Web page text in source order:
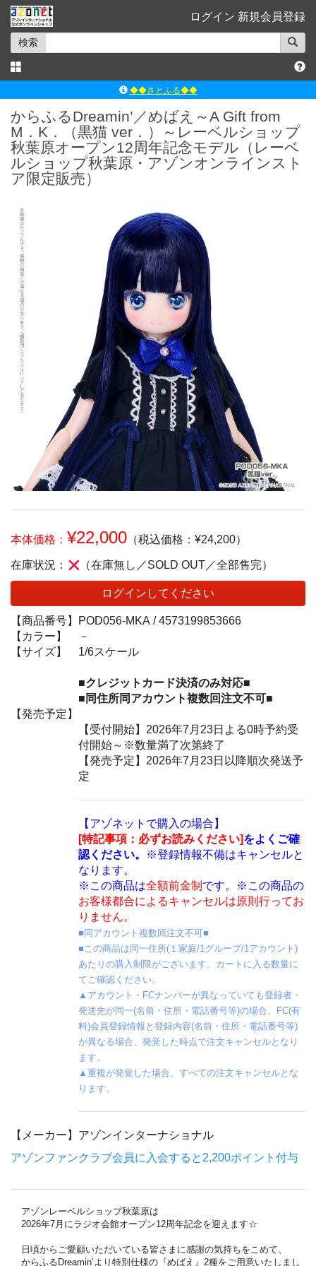
ログイン 新規会員登録
検索
◆◆さとふる◆◆
アゾンダイレクトストア
ｱｿﾞﾝｵﾝﾗｲﾝｼｮｯﾌﾟX
よくあるご質問（Q&A）
からふるDreamin’／めばえ～A Gift from
M．K．（黒猫 ver．）～レーベルショップ
秋葉原オープン12周年記念モデル（レーベ
ルショップ秋葉原・アゾンオンラインスト
ア限定販売）
本体価格： ¥22,000 （税込価格：¥24,200）
在庫状況： （在庫無し／SOLD OUT／全部售完）
ログインしてください
【商品番号】 POD056-MKA /4573199853666
【カラー】
－
【サイズ】
1/6スケール
■クレジットカード決済のみ対応■
■同住所同アカウント複数回注文不可■
【発売予定】
【受付開始】2026年7月23日よる0時予約受
付開始～※数量満了次第終了
【発売予定】2026年7月23日以降順次発送予
定
【アゾネットで購入の場合】
[特記事項：必ずお読みください]をよくご確
認ください。
※登録情報不備はキャンセルと
なります。
※この商品は全額前金制 です。※この商品の
お客様都合によるキャンセルは原則行ってお
りません。
■同アカウント複数回注文不可■
■この商品は同一住所(１家庭/1グループ/1アカウント)
あたりの購入制限がございます。カートに入る数量に
てご確認ください。
▲アカウント・FCナンバーが異なっていても登録者・
発送先が同一(名前・住所・電話番号等)の場合、FC(有
料)会員登録情報と登録内容(名前・住所・電話番号等)
が異なる場合、発覚した時点で注文キャンセルとなり
ます。
▲重複が発覚した場合、すべての注文キャンセルとな
ります。
【メーカー】 アゾンインターナショナル
アゾンファンクラブ会員に入会すると2,200ポイント付与
アゾンレーベルショップ秋葉原は
2026年7月にラジオ会館オープン12周年記念を迎えます☆
日頃からご愛顧いただいている皆さまに感謝の気持ちをこめて、
からふるDreamin’より特別仕様の『めばえ』2種をご用意いたしまし